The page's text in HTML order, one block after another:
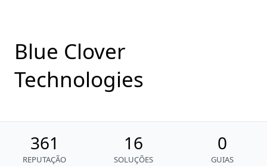
Blue Clover
Technologies
361
REPUTAÇÃO
16
SOLUÇÕES
0
GUIAS